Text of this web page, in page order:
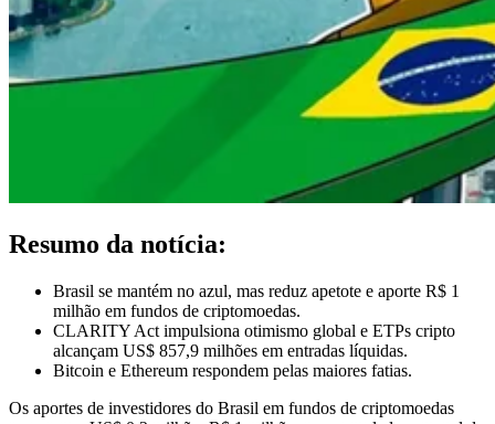
Resumo da notícia:
Brasil se mantém no azul, mas reduz apetote e aporte R$ 1
milhão em fundos de criptomoedas.
CLARITY Act impulsiona otimismo global e ETPs cripto
alcançam US$ 857,9 milhões em entradas líquidas.
Bitcoin e Ethereum respondem pelas maiores fatias.
Os aportes de investidores do Brasil em fundos de criptomoedas